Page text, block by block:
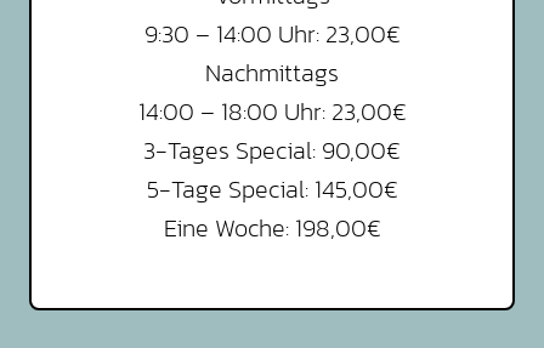
9:30 – 14:00 Uhr: 23,00€
Nachmittags
14:00 – 18:00 Uhr: 23,00€
3-Tages Special: 90,00€
5-Tage Special: 145,00€
Eine Woche: 198,00€